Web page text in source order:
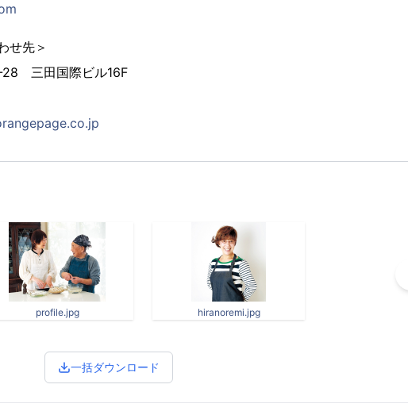
せ先＞
28 三田国際ビル16F
profile.jpg hiranoremi.jpg
一括ダウンロード